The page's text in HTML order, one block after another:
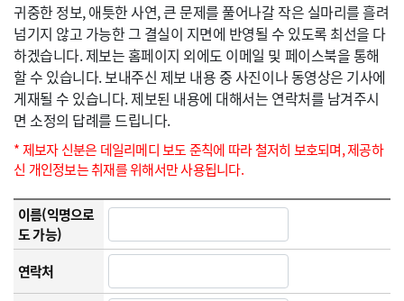
귀중한 정보, 애틋한 사연, 큰 문제를 풀어나갈 작은 실마리를 흘려
넘기지 않고 가능한 그 결실이 지면에 반영될 수 있도록 최선을 다
하겠습니다. 제보는 홈페이지 외에도 이메일 및 페이스북을 통해
할 수 있습니다. 보내주신 제보 내용 중 사진이나 동영상은 기사에
게재될 수 있습니다. 제보된 내용에 대해서는 연락처를 남겨주시
면 소정의 답례를 드립니다.
* 제보자 신분은 데일리메디 보도 준칙에 따라 철저히 보호되며, 제공하
신 개인정보는 취재를 위해서만 사용됩니다.
이름(익명으로
도 가능)
연락처